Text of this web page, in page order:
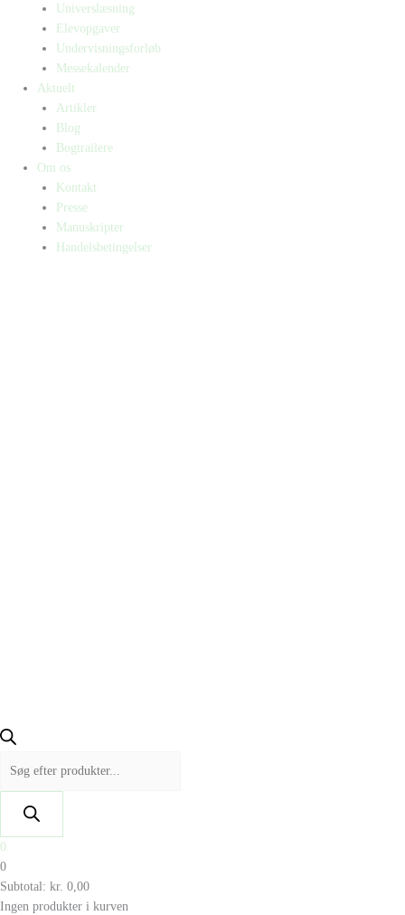
Universlæsning
Elevopgaver
Undervisningsforløb
Messekalender
Aktuelt
Artikler
Blog
Bogtrailere
Om os
Kontakt
Presse
Manuskripter
Handelsbetingelser
0
0
Subtotal: kr. 0,00
Ingen produkter i kurven